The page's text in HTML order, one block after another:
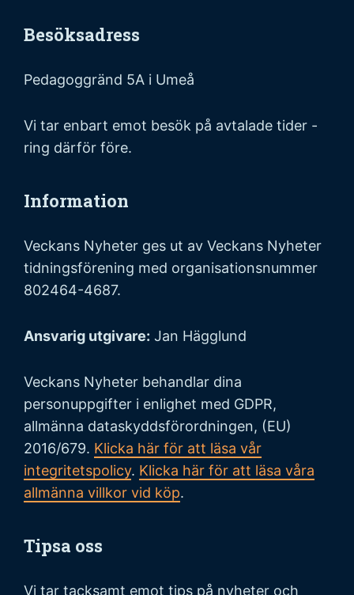
Besöksadress
Pedagoggränd 5A i Umeå
Vi tar enbart emot besök på avtalade tider -
ring därför före.
Information
Veckans Nyheter ges ut av Veckans Nyheter
tidningsförening med organisationsnummer
802464-4687.
Ansvarig utgivare: Jan Hägglund
Veckans Nyheter behandlar dina
personuppgifter i enlighet med GDPR,
allmänna dataskyddsförordningen, (EU)
2016/679. Klicka här för att läsa vår
integritetspolicy. Klicka här för att läsa våra
allmänna villkor vid köp.
Tipsa oss
Vi tar tacksamt emot tips på nyheter och